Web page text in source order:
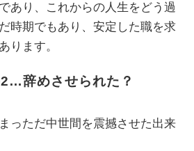
あり、これからの人生をどう過
時期でもあり、安定した職を求
ります。
辞めさせられた？
っただ中世間を震撼させた出来